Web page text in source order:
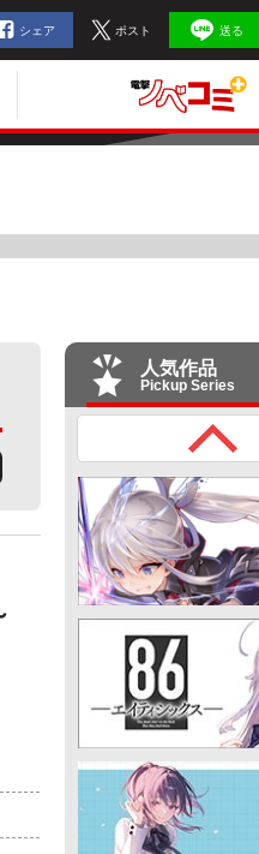
シェア ポスト 送る
人気作品
Pickup Series